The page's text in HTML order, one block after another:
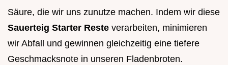
Säure, die wir uns zunutze machen. Indem wir diese
Sauerteig Starter Reste verarbeiten, minimieren
wir Abfall und gewinnen gleichzeitig eine tiefere
Geschmacksnote in unseren Fladenbroten.